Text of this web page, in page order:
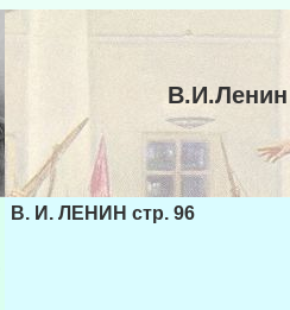
В. И. ЛЕНИН стр. 96